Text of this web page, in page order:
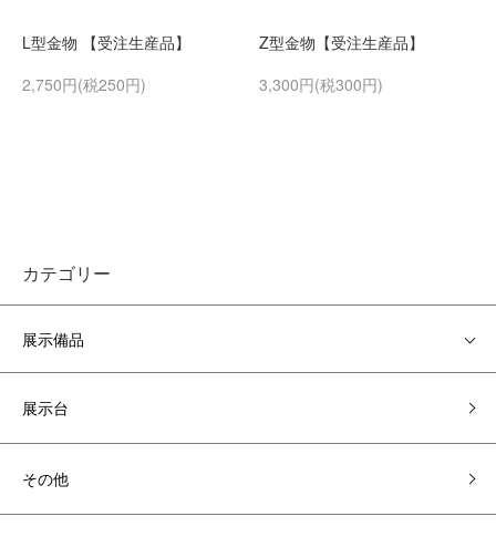
L型金物 【受注生産品】
2,750円(税250円)
Z型金物【受注生産品】
3,300円(税300円)
カテゴリー
展示備品
展示台
その他